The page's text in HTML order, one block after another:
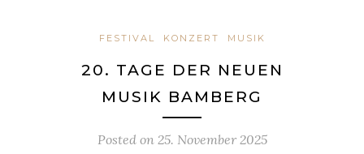
FESTIVAL KONZERT MUSIK
20. TAGE DER NEUEN
MUSIK BAMBERG
Posted on 25. November 2025